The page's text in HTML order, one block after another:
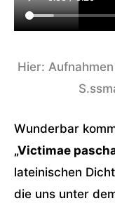
Hier:
Wunderbar
„Victimae
lateinischen
die uns unter